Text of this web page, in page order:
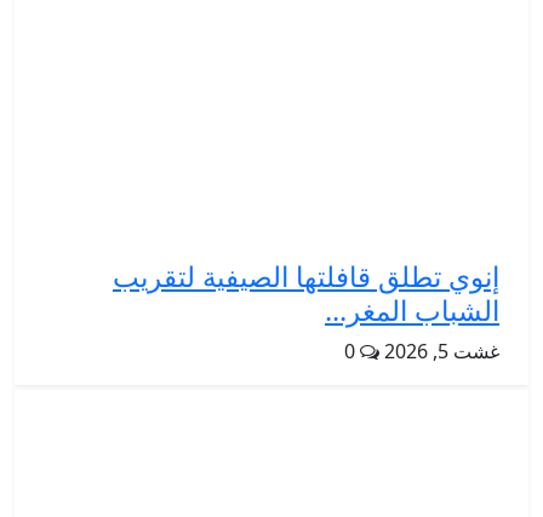
إنوي تطلق قافلتها الصيفية لتقريب
الشباب المغر...
غشت 5, 2026 0